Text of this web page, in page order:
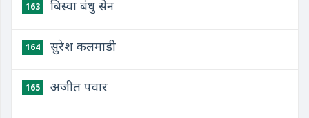
163 बिस्वा बंधु सेन
164 सुरेश कलमाडी
165 अजीत पवार